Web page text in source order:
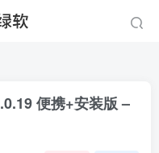
便携+安装版 –